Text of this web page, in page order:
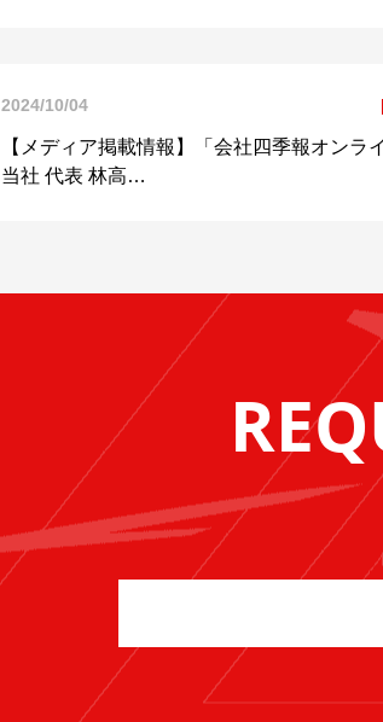
2024/10/04
【メディア掲載情報】「会社四季報オンラ
当社 代表 林高…